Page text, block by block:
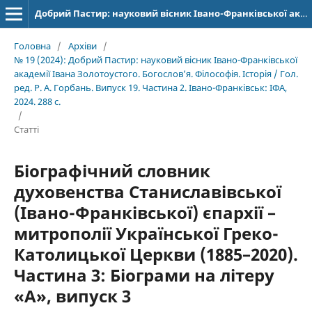
Добрий Пастир: науковий вісник Івано-Франківської академії Івана Золотоустого. Богослов’я. Філософія. Історія
Головна / Архіви /
№ 19 (2024): Добрий Пастир: науковий вісник Івано-Франківської
академії Івана Золотоустого. Богослов’я. Філософія. Історія / Гол.
ред. Р. А. Горбань. Випуск 19. Частина 2. Івано-Франківськ: ІФА,
2024. 288 с.
/
Статті
Біографічний словник
духовенства Станиславівської
(Івано-Франківської) єпархії –
митрополії Української Греко-
Католицької Церкви (1885–2020).
Частина 3: Біограми на літеру
«А», випуск 3